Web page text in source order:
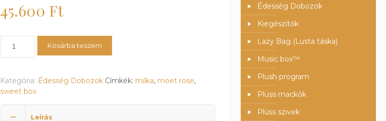
45.600 Ft
Bear®
veliki
sa
Moetom
mennyiség
Kosárba teszem
Kategória: Édesség Dobozok Címkék: milka, moet rose,
sweet box
Leírás
Édesség Dobozok
Kiegészítők
Lazy Bag (Lusta táska)
Music box™️
Plush program
Plüss mackók
Plüss szivek